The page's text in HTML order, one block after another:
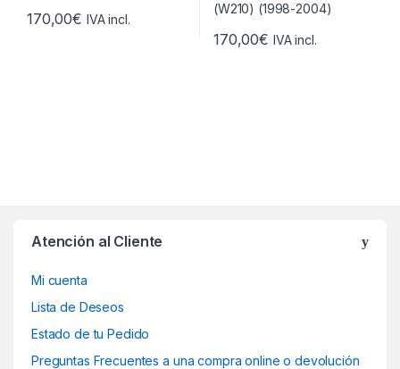
170,00€ IVA incl.
170,00€ IVA incl.
Atención al Cliente
Mi cuenta
Lista de Deseos
Estado de tu Pedido
Preguntas Frecuentes a una compra online o devolución